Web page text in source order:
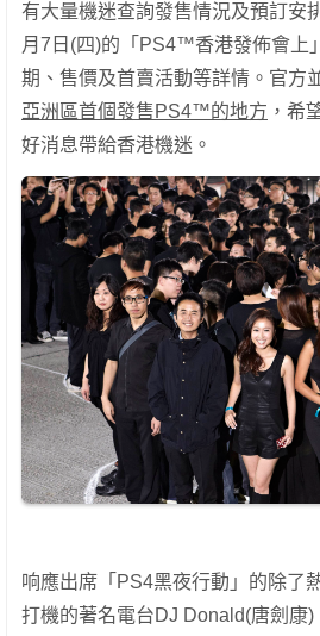
有大量機迷查詢發售情況及預訂安
月7日(四)的「PS4™香港發佈會上
期、售價及首賣活動等詳情。官方
亞洲區首個發售PS4™的地方 ，希
好消息帶給香港機迷。
响應出席「PS4黑夜行動」的除了
打機的著名電台DJ Donald(唐劍康